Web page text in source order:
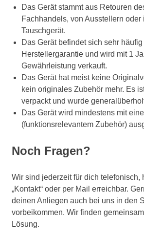
Das Gerät stammt aus Retouren
Fachhandels, von Ausstellern
Tauschgerät.
Das Gerät befindet sich sehr
Herstellergarantie und wird mit 1
Gewährleistung verkauft.
Das Gerät hat meist keine
kein originales Zubehör mehr. Es
verpackt und wurde
Das Gerät wird mindestens mit
(funktionsrelevantem Zubehör)
Noch Fragen?
Wir sind jederzeit für dich telefonisch,
„Kontakt“ oder per Mail erreichbar.
deinen Anliegen auch bei uns in den
vorbeikommen. Wir finden
Lösung.